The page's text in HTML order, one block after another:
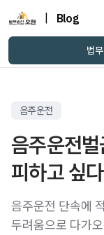
Blog
법
음주운전
음주운전
피하고 싶
음주운전 단속에
두려움으로 다가